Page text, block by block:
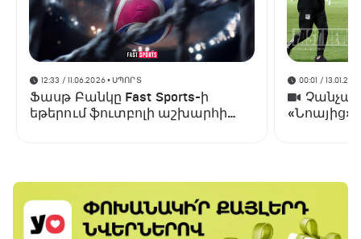
12:33 / 11.06.2026• ՍՊՈՐՏ
Ֆասթ Բանկը Fast Sports-ի
եթերում ֆուտբոլի աշխարհի
00:01 /
«Նոայից»